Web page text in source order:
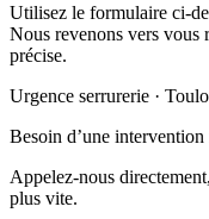
Utilisez le formulaire ci-
Nous revenons vers vous
précise.
Urgence serrurerie ·
Besoin d’une intervention
Appelez-nous
plus vite.